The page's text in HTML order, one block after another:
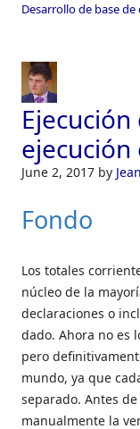
Desarrollo de base de
ejecución
June 2, 2017 by
Fondo
Los totales
núcleo de la
declaraciones o
dado. Ahora no es
pero
mundo, ya que
separado. Antes
manualmente la